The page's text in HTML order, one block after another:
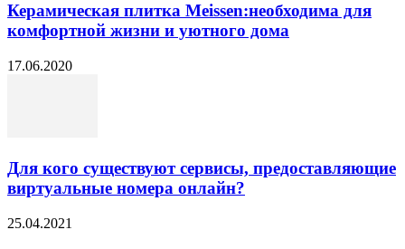
Керамическая плитка Meissen:необходима для
комфортной жизни и уютного дома
17.06.2020
Для кого существуют сервисы, предоставляющие
виртуальные номера онлайн?
25.04.2021